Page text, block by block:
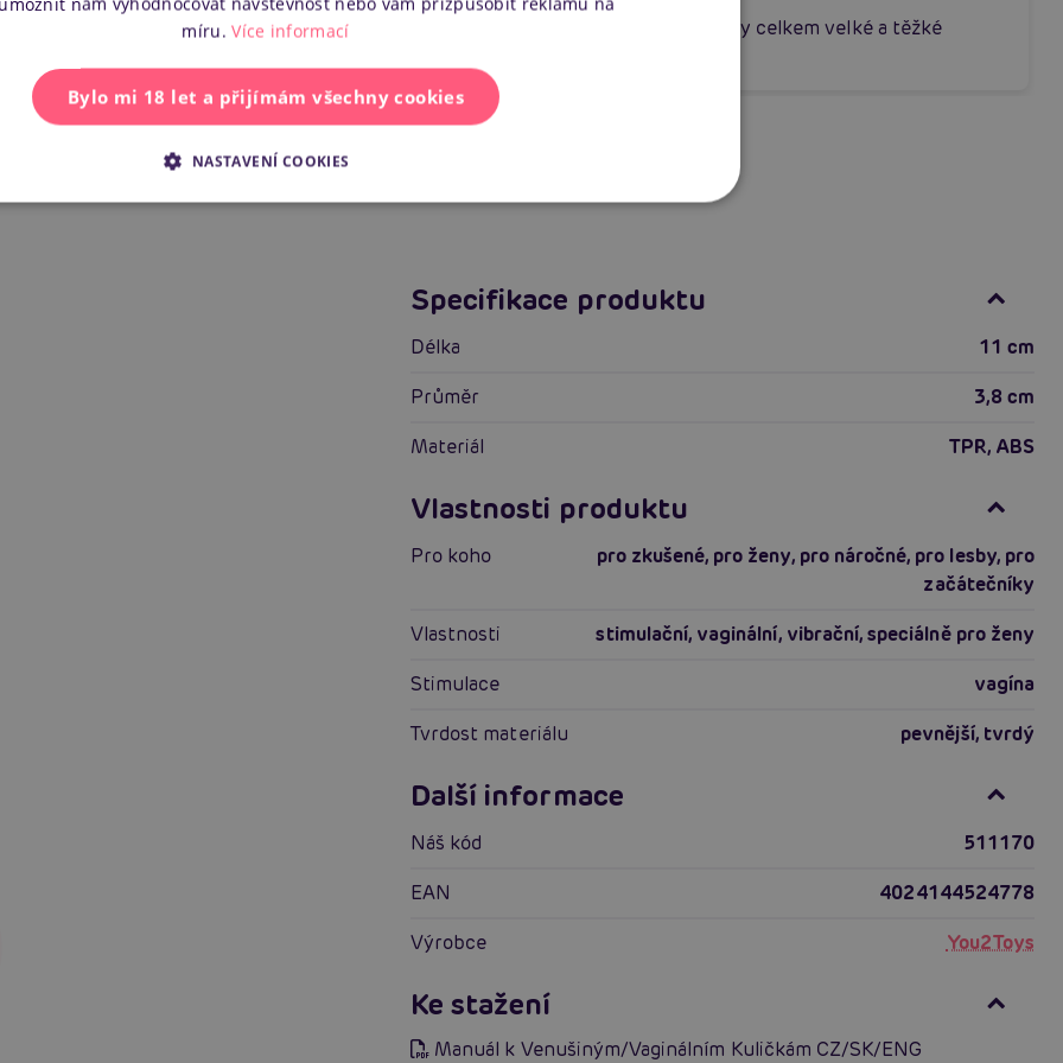
Kuličky mi přišly celkem velké a těžké
Specifikace produktu
délka
11 cm
průměr
3,8 cm
materiál
TPR, ABS
Vlastnosti produktu
Pro koho pro zkušené, pro ženy, pro náročné, pro lesby, pro
začátečníky
Vlastnosti
stimulační, vaginální, vibrační,speciálně pro ženy
Stimulace
vagína
Tvrdost materiálu
pevnější, tvrdý
Další informace
Náš kód
511170
EAN
4024144524778
Výrobce
You2Toys
Ke stažení
Manuál k Venušiným/Vaginálním Kuličkám CZ/SK/ENG
míru. Více informací
Bylo mi 18 let a přijímám všechny cookies
NASTAVENÍ COOKIES